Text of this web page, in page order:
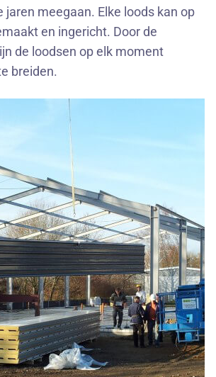
jaren meegaan. Elke loods kan op
en ingericht. Door de
de loodsen op elk moment
breiden.